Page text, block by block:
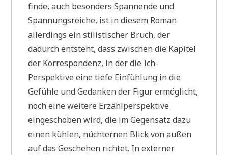
finde, auch besonders Spannende und
Spannungsreiche, ist in diesem Roman
allerdings ein stilistischer Bruch, der
dadurch entsteht, dass zwischen die Kapitel
der Korrespondenz, in der die Ich-
Perspektive eine tiefe Einfühlung in die
Gefühle und Gedanken der Figur ermöglicht,
noch eine weitere Erzählperspektive
eingeschoben wird, die im Gegensatz dazu
einen kühlen, nüchternen Blick von außen
auf das Geschehen richtet. In externer